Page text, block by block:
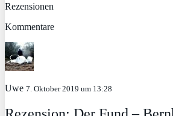
Rezensionen
Kommentare
Uwe 7. Oktober 2019 um 13:28